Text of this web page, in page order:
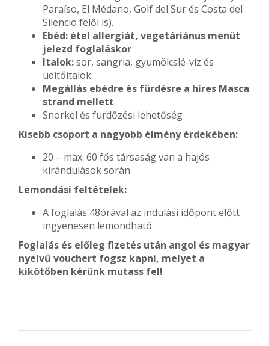
Paraíso, El Médano, Golf del Sur és Costa del
Silencio felől is).
Ebéd: étel allergiát, vegetáriánus menüt
jelezd foglaláskor
Italok:sör, sangria, gyümölcslé-víz és
üdítőitalok.
Megállás ebédre és fürdésre a híres Masca
strand mellett
Snorkel és fürdőzési lehetőség
Kisebb csoport a nagyobb élmény érdekében:
20 – max. 60 fős társaság van a hajós
kirándulások során
Lemondási feltételek:
A foglalás 48órával az indulási időpont előtt
ingyenesen lemondható
Foglalás és előleg fizetés után angol és magyar
nyelvű vouchert fogsz kapni, melyet a
kikötőben kérünk mutass fel!